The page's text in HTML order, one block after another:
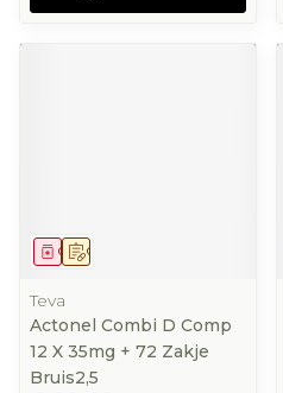
Op voorschrift
Geneesmiddel
Teva
Actonel Combi D Comp
12 X 35mg + 72 Zakje
Bruis2,5